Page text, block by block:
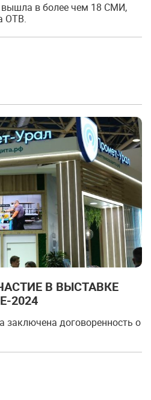
в более чем 18 СМИ,
ОТВ.
В ВЫСТАВКЕ
2024
заключена договоренность о